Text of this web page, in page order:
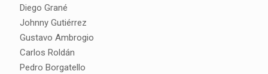
Diego Grané
Johnny Gutiérrez
Gustavo Ambrogio
Carlos Roldán
Pedro Borgatello